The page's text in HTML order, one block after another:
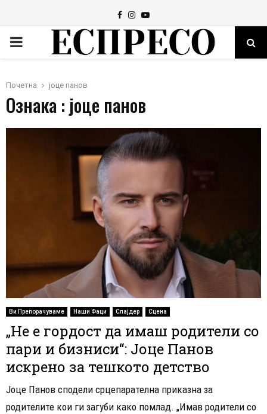
Facebook
Instagram
Youtube
PRIMARY
Почетна јоце панов
Ознака : јоце панов
Ви Препорачуваме Наши Фаци Слајдер Сцена
„Не е гордост да имаш родители со
пари и бизниси“: Јоце Панов
искрено за тешкото детство
Јоце Панов сподели срцепарателна приказна за
родителите кои ги загуби како помлад. „Имав родители со